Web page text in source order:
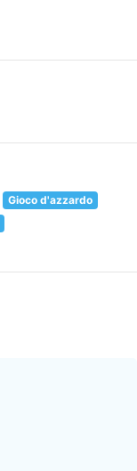
Gioco d'azzardo